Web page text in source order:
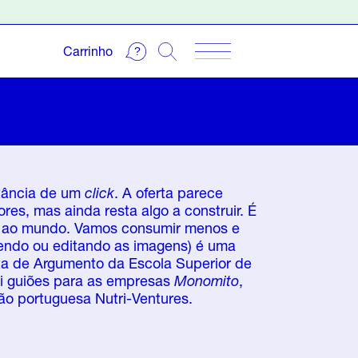
Carrinho
de um click. A oferta parece
mas ainda resta algo a construir. É
mundo. Vamos consumir menos e
ou editando as imagens) é uma
de Argumento da Escola Superior de
guiões para as empresasMonomito,
portuguesa Nutri-Ventures.